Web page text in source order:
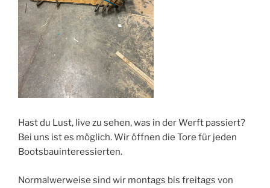
Hast du Lust, live zu sehen, was in der Werft passiert?
Bei uns ist es möglich. Wir öffnen die Tore für jeden
Bootsbauinteressierten.
Normalwerweise sind wir montags bis freitags von